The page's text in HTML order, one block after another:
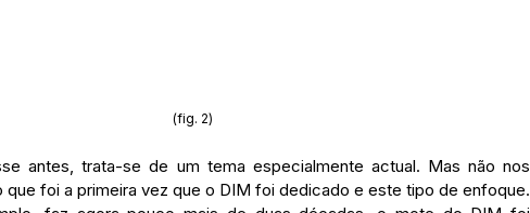
(fig. 2)
que foi a primeira vez que o DIM foi dedicado e este tipo de enfoque.